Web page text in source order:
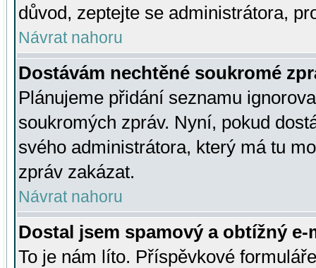
důvod, zeptejte se administrátora,
Návrat nahoru
Dostávám nechtěné soukromé
Plánujeme přidání seznamu
soukromých zpráv. Nyní, pokud
svého administrátora, který má tu
zpráv zakázat.
Návrat nahoru
Dostal jsem spamový a obtížný
To je nám líto. Příspěvkové